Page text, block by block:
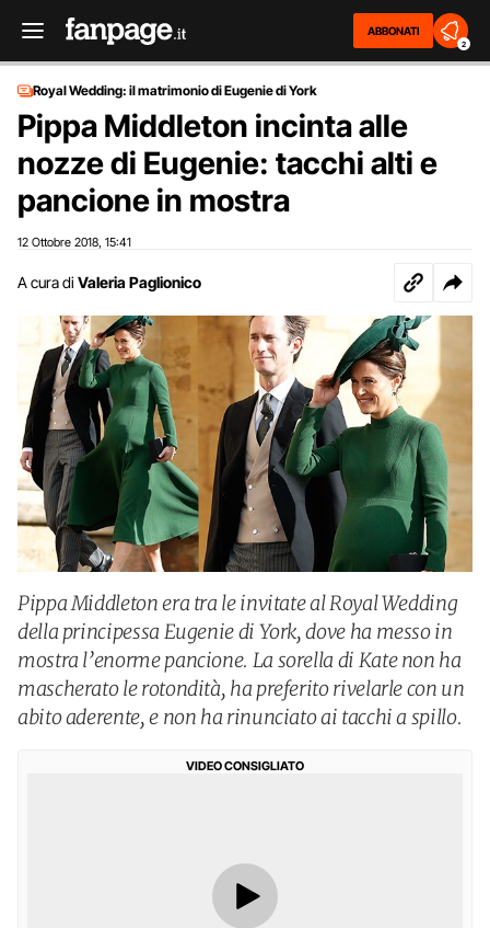
ABBONATI
2
Royal Wedding: il matrimonio di Eugenie di York
Pippa Middleton incinta alle
nozze di Eugenie: tacchi alti e
pancione in mostra
12 Ottobre 2018 15:41
A cura di Valeria Paglionico
Pippa Middleton era tra le invitate al Royal Wedding
della principessa Eugenie di York, dove ha messo in
mostra l’enorme pancione. La sorella di Kate non ha
mascherato le rotondità, ha preferito rivelarle con un
abito aderente, e non ha rinunciato ai tacchi a spillo.
VIDEO CONSIGLIATO